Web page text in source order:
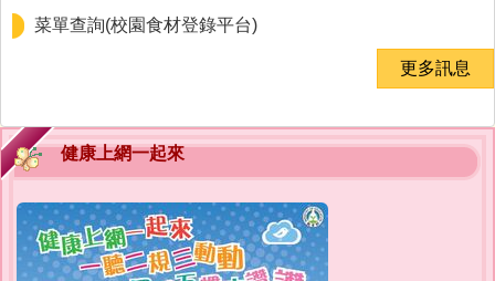
菜單查詢(校園食材登錄平台)
更多訊息
健康上網一起來